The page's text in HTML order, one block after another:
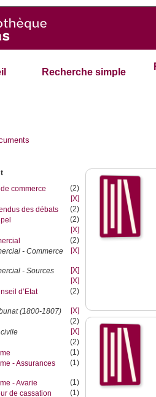
Recherche simple
commerce
(2)
[X]
des débats
(2)
(2)
[X]
(2)
- Commerce
[X]
- Sources
[X]
[X]
d’Etat
(2)
(1800-1807)
[X]
(2)
[X]
(2)
(1)
- Assurances
(1)
- Avarie
(1)
de cassation
(1)